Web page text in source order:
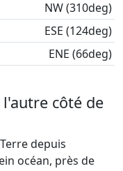
NW (310deg)
ESE (124deg)
ENE (66deg)
côté de
depuis
océan, près de